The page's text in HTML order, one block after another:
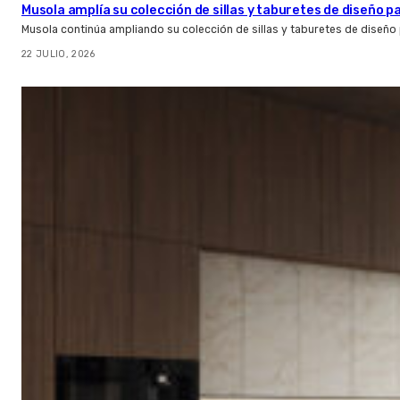
Musola amplía su colección de sillas y taburetes de diseño
Musola continúa ampliando su colección de sillas y taburetes de
22 JULIO, 2026